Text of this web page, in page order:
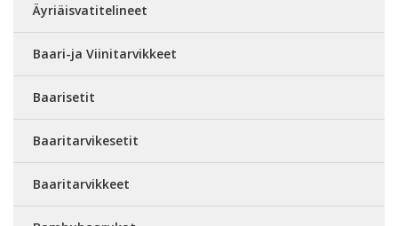
Äyriäisvatitelineet
Baari-ja Viinitarvikkeet
Baarisetit
Baaritarvikesetit
Baaritarvikkeet